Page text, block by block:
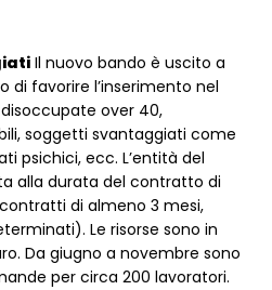
Il nuovo bando è uscito a
di favorire l’inserimento nel
over 40,
soggetti svantaggiati come
psichici, ecc. L’entità del
alla durata del contratto di
di almeno 3 mesi,
Le risorse sono in
Da giugno a novembre sono
per circa 200 lavoratori.